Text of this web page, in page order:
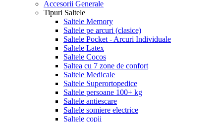
Accesorii Generale
Tipuri Saltele
Saltele Memory
Saltele pe arcuri (clasice)
Saltele Pocket - Arcuri Individuale
Saltele Latex
Saltele Cocos
Saltea cu 7 zone de confort
Saltele Medicale
Saltele Superortopedice
Saltele persoane 100+ kg
Saltele antiescare
Saltele somiere electrice
Saltele copii